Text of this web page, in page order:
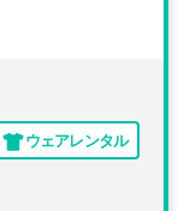
ウェアレンタル